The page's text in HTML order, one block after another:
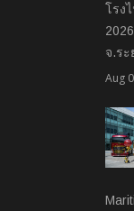
โรง
จ.ร
Aug